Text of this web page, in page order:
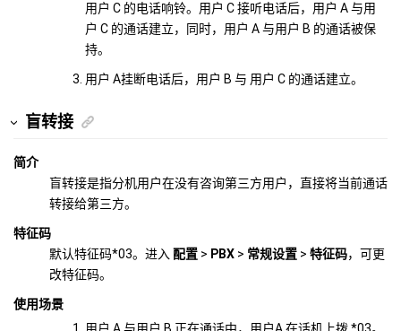
用户 C 的电话响铃。用户 C 接听电话后，用户 A 与用
户 C 的通话建立，同时，用户 A 与用户 B 的通话被保
持。
用户 A挂断电话后，用户 B 与 用户 C 的通话建立。
盲转接
简介
盲转接是指分机用户在没有咨询第三方用户，直接将当前通话
转接给第三方。
特征码
默认特征码*03。进入 配置 > PBX > 常规设置 > 特征码，可更
改特征码。
使用场景